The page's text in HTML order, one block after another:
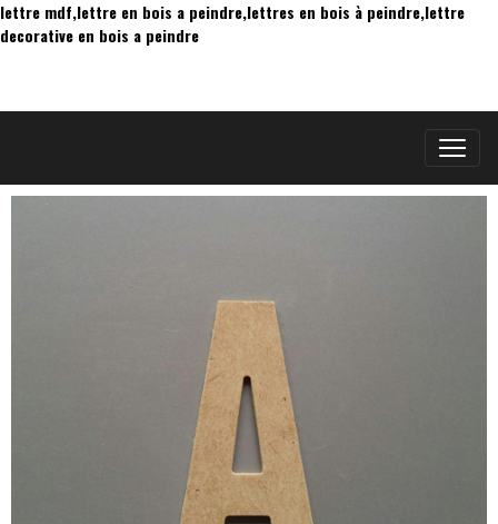
lettre mdf,lettre en bois a peindre,lettres en bois à peindre,lettre
decorative en bois a peindre